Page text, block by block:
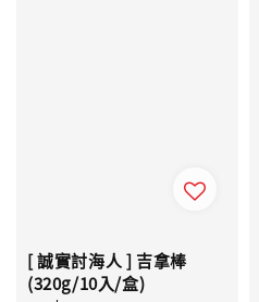
[ 誠實討海人 ] 吉拿棒
(320g/10入/盒)